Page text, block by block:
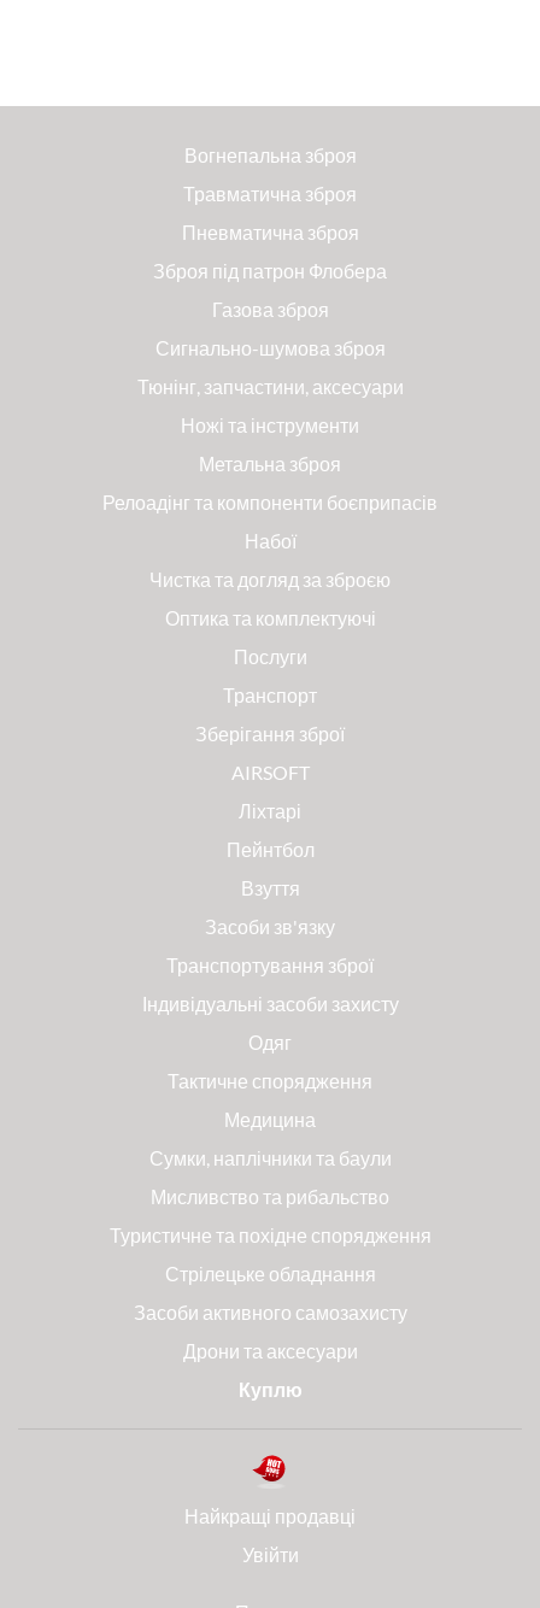
Вогнепальна зброя
Травматична зброя
Пневматична зброя
Зброя під патрон Флобера
Газова зброя
Сигнально-шумова зброя
Тюнінг, запчастини, аксесуари
Ножі та інструменти
Метальна зброя
Релоадінг та компоненти боєприпасів
Набої
Чистка та догляд за зброєю
Оптика та комплектуючі
Послуги
Транспорт
Зберігання зброї
AIRSOFT
Ліхтарі
Пейнтбол
Взуття
Засоби зв'язку
Транспортування зброї
Індивідуальні засоби захисту
Одяг
Тактичне спорядження
Медицина
Сумки, наплічники та баули
Мисливство та рибальство
Туристичне та похідне спорядження
Стрілецьке обладнання
Засоби активного самозахисту
Дрони та аксесуари
Куплю
Найкращі продавці
Увійти